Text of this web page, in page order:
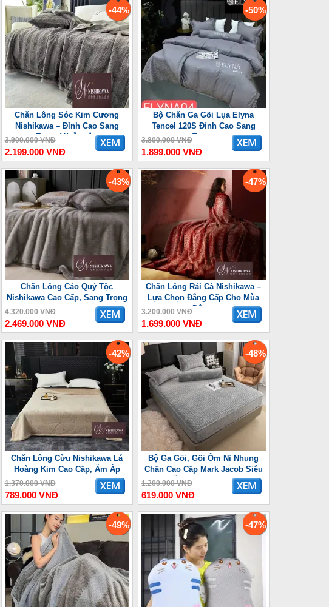
-44%
Chăn Lông Sóc Kim Cương
Nishikawa – Đỉnh Cao Sang
Trọng Và Ấm Áp
3.900.000 VNĐ
2.199.000 VNĐ
-50%
Bộ Chăn Ga Gối Lụa Elyna
Tencel 120S Đỉnh Cao Sang
Trọng
3.800.000 VNĐ
1.899.000 VNĐ
-43%
Chăn Lông Cáo Quý Tộc
Nishikawa Cao Cấp, Sang Trọng
4.320.000 VNĐ
2.469.000 VNĐ
-47%
Chăn Lông Rái Cá Nishikawa –
Lựa Chọn Đẳng Cấp Cho Mùa
Đông
3.200.000 VNĐ
1.699.000 VNĐ
-42%
Chăn Lông Cừu Nishikawa Lá
Hoàng Kim Cao Cấp, Ấm Áp
1.370.000 VNĐ
789.000 VNĐ
-48%
Bộ Ga Gối, Gối Ôm Nỉ Nhung
Chần Cao Cấp Mark Jacob Siêu
Ấm, Sang Trọng
1.200.000 VNĐ
619.000 VNĐ
-49% -47%